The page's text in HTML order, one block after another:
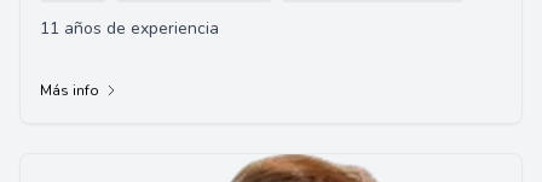
11 años de experiencia
Más info